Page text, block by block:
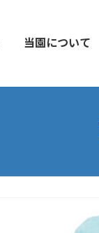
当園について